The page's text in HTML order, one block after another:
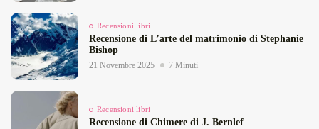
Recensioni libri
Recensione di L’arte del matrimonio di Stephanie
Bishop
21 Novembre 2025 7 Minuti
Recensioni libri
Recensione di Chimere di J. Bernlef